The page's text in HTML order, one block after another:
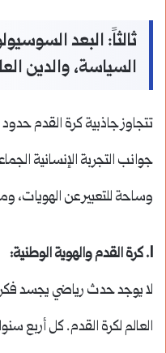
ثالثاً: البعد
السياسة، والدين
تتجاوز جاذبية كرة القدم
جوانب التجربة الإنسانية
وساحة للتعبير عن الهويات،
1. كرة القدم والهوية الوطنية:
لا يوجد حدث رياضي يجسد
العالم لكرة القدم. كل أربع